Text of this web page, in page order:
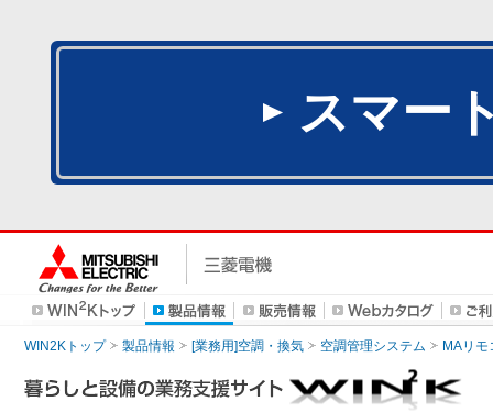
スマー
WIN2Kトップ 製品情報 [業務用]空調・換気 空調管理システム MAリモ